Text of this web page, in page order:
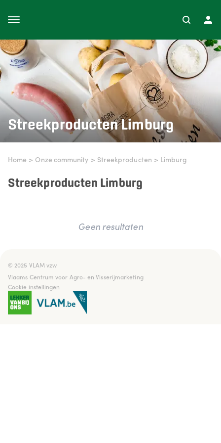
Streekproducten Limburg
Home > Onze community > Streekproducten > Limburg
Streekproducten Limburg
Geen resultaten
© 2025 VLAM vzw
Vlaams Centrum voor Agro- en Visserijmarketing
Cookie instellingen